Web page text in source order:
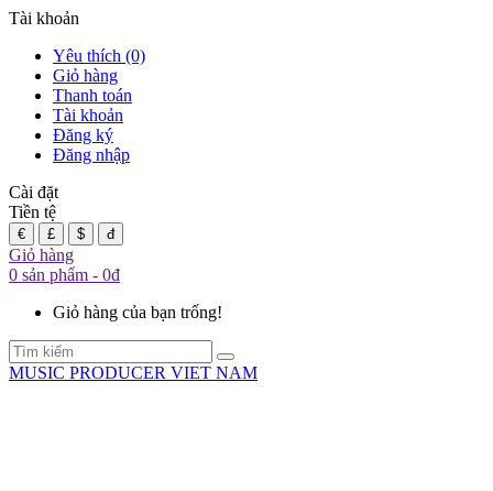
Tài khoản
Yêu thích (0)
Giỏ hàng
Thanh toán
Tài khoản
Đăng ký
Đăng nhập
Cài đặt
Tiền tệ
€ £ $ đ
Giỏ hàng
0 sản phẩm - 0đ
Giỏ hàng của bạn trống!
MUSIC PRODUCER VIET NAM